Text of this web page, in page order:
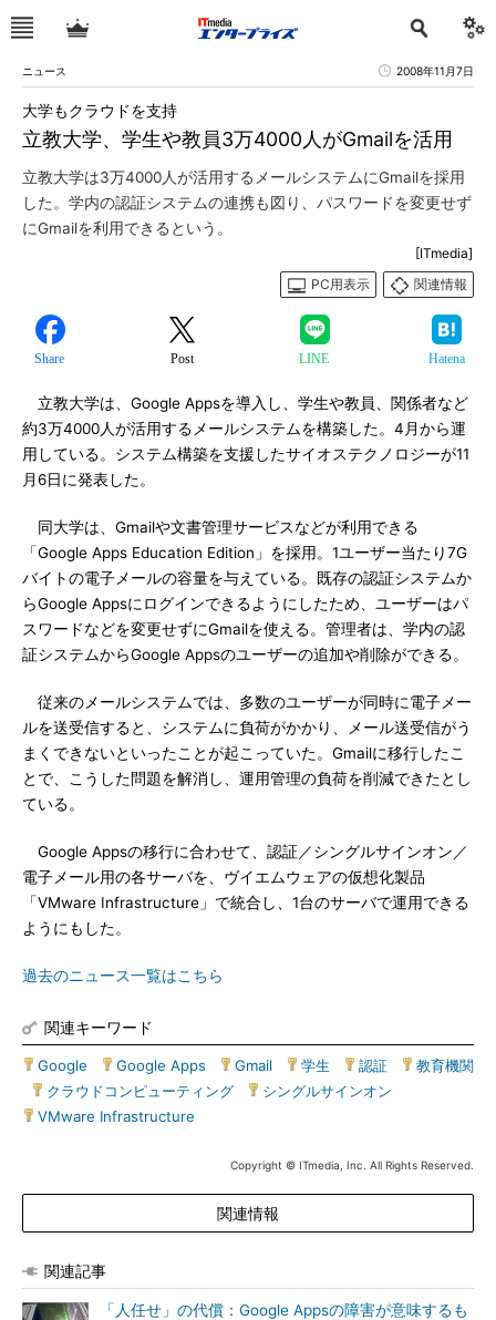
ニュース 2008年11月7日
立教大学、学生や教員3万4000人がGmailを活用
大学もクラウドを支持
立教大学は3万4000人が活用するメールシステムにGmailを採用
した。学内の認証システムの連携も図り、パスワードを変更せず
にGmailを利用できるという。
[ITmedia]
PC用表示
関連情報
Share Post LINE Hatena
立教大学は、Google Appsを導入し、学生や教員、関係者など
約3万4000人が活用するメールシステムを構築した。4月から運
用している。システム構築を支援したサイオステクノロジーが11
月6日に発表した。
同大学は、Gmailや文書管理サービスなどが利用できる
「Google Apps Education Edition」を採用。1ユーザー当たり7G
バイトの電子メールの容量を与えている。既存の認証システムか
らGoogle Appsにログインできるようにしたため、ユーザーはパ
スワードなどを変更せずにGmailを使える。管理者は、学内の認
証システムからGoogle Appsのユーザーの追加や削除ができる。
従来のメールシステムでは、多数のユーザーが同時に電子メー
ルを送受信すると、システムに負荷がかかり、メール送受信がう
まくできないといったことが起こっていた。Gmailに移行したこ
とで、こうした問題を解消し、運用管理の負荷を削減できたとし
ている。
Google Appsの移行に合わせて、認証／シングルサインオン／
電子メール用の各サーバを、ヴイエムウェアの仮想化製品
「VMware Infrastructure」で統合し、1台のサーバで運用できる
ようにもした。
過去のニュース一覧はこちら
関連キーワード
Google Google Apps Gmail 学生 認証
教育機関
クラウドコンピューティング シングルサインオン
VMware Infrastructure
Copyright © ITmedia, Inc. All Rights Reserved.
関連情報
関連記事
「人任せ」の代償：Google Appsの障害が意味するも